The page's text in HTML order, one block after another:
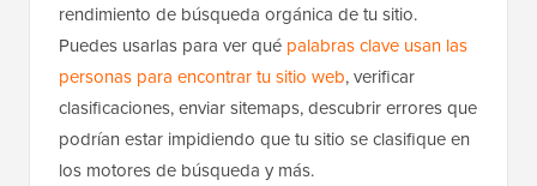
rendimiento de búsqueda orgánica de tu sitio.
Puedes usarlas para ver qué palabras clave usan las
personas para encontrar tu sitio web, verificar
clasificaciones, enviar sitemaps, descubrir errores que
podrían estar impidiendo que tu sitio se clasifique en
los motores de búsqueda y más.